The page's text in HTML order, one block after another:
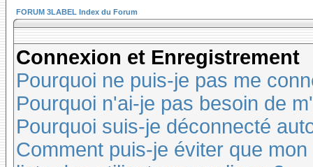
FORUM 3LABEL Index du Forum
Connexion et Enregistrement
Pourquoi ne puis-je pas me
Pourquoi n'ai-je pas besoin de
Pourquoi suis-je déconnecté
Comment puis-je éviter que